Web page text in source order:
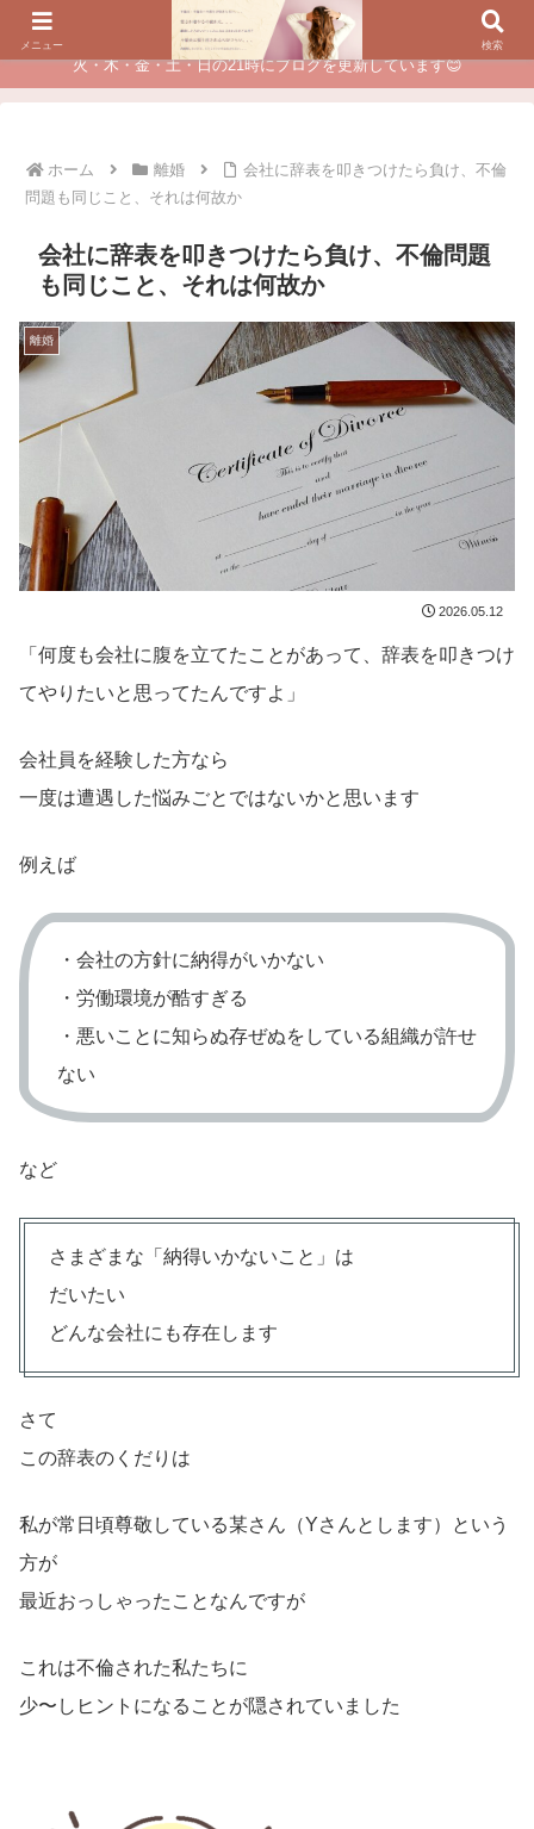
夫に不倫されたつらい経験が、あなたのチャンスに変わるカウンセリング
火・木・金・土・日の21時にブログを更新しています😊
ホーム 離婚
会社に辞表を叩きつけたら負け、不倫
問題も同じこと、それは何故か
会社に辞表を叩きつけたら負け、不倫問題
も同じこと、それは何故か
離婚
2026.05.12
「何度も会社に腹を立てたことがあって、辞表を叩きつけ
てやりたいと思ってたんですよ」
会社員を経験した方なら
一度は遭遇した悩みごとではないかと思います
例えば
・会社の方針に納得がいかない
・労働環境が酷すぎる
・悪いことに知らぬ存ぜぬをしている組織が許せ
ない
など
さまざまな「納得いかないこと」は
だいたい
どんな会社にも存在します
さて
この辞表のくだりは
私が常日頃尊敬している某さん（Yさんとします）という
方が
最近おっしゃったことなんですが
これは不倫された私たちに
少〜しヒントになることが隠されていました
メニュー 検索